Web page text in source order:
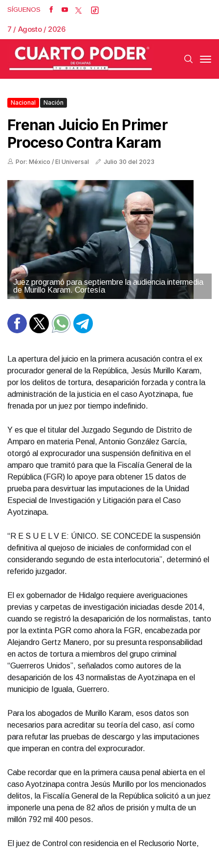
SÍGUENOS
7 / Agosto / 2026
Nacional Nación
Frenan Juicio En Primer
Proceso Contra Karam
Por: México / El Universal Julio 30 del 2023
Juez programó para septiembre la audiencia intermedia
de Murillo Karam. Cortesía
La apertura del juicio en la primera acusación contra el ex
procurador general de la República, Jesús Murillo Karam,
por los delitos de tortura, desaparición forzada y contra la
administración de la justicia en el caso Ayotzinapa, fue
frenada por un juez por tiempo indefinido.
Y es que el titular del Juzgado Segundo de Distrito de
Amparo en materia Penal, Antonio González García,
otorgó al exprocurador una suspensión definitiva en el
amparo que tramitó para que la Fiscalía General de la
República (FGR) lo apoye para obtener 15 datos de
prueba para desvirtuar las imputaciones de la Unidad
Especial de Investigación y Litigación para el Caso
Ayotzinapa.
“R E S U E L V E: ÚNICO. SE CONCEDE la suspensión
definitiva al quejoso de iniciales de conformidad con el
considerando segundo de esta interlocutoria”, determinó el
referido juzgador.
El ex gobernador de Hidalgo requiere averiguaciones
previas y carpetas de investigación iniciadas desde 2014,
cuando se registró la desaparición de los normalistas, tanto
por la extinta PGR como ahora la FGR, encabezada por
Alejandro Gertz Manero, por su presunta responsabilidad
en actos de tortura a miembros del grupo criminal
“Guerreros Unidos”, señalados como autores de la
desaparición de los 43 normalistas de Ayotzinapa en el
municipio de Iguala, Guerrero.
Para los abogados de Murillo Karam, esos datos son
necesarios para acreditar su teoría del caso, así como
para refutar las pruebas de descargo y las imputaciones
que imperan en contra del exprocurador.
Cabe recordar que en la primera causa penal abierta en el
caso Ayotzinapa contra Jesús Murillo por los mencionados
delitos, la Fiscalía General de la República solicitó a un juez
imponerle una pena de 82 años de prisión y multa de un
millón 792 mil 400 pesos.
El juez de Control con residencia en el Reclusorio Norte,